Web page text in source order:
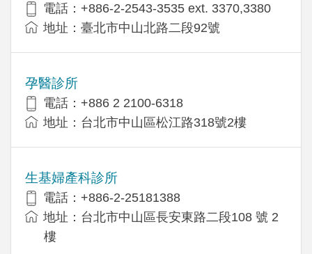
電話：+886-2-2543-3535 ext. 3370,3380
地址：臺北市中山北路二段92號
孕醫診所
電話：+886 2 2100-6318
地址：台北市中山區松江路318號2樓
生基婦產科診所
電話：+886-2-25181388
地址：台北市中山區長安東路二段108 號 2
樓